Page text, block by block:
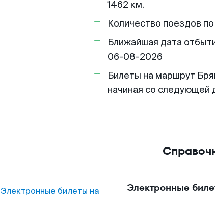
1462 км.
Количество поездов
Ближайшая дата
06-08-2026
Билеты на маршрут
начиная со следующей
Электронные билеты на
Электронные